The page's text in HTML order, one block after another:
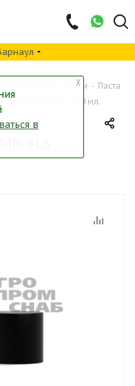
Консистентные смазки - Паста
413 (аэрозоль) 210 мл.
413
╳
в